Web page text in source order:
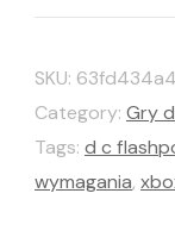
SKU:
Category: Gry
Tags: d c
wymagania,